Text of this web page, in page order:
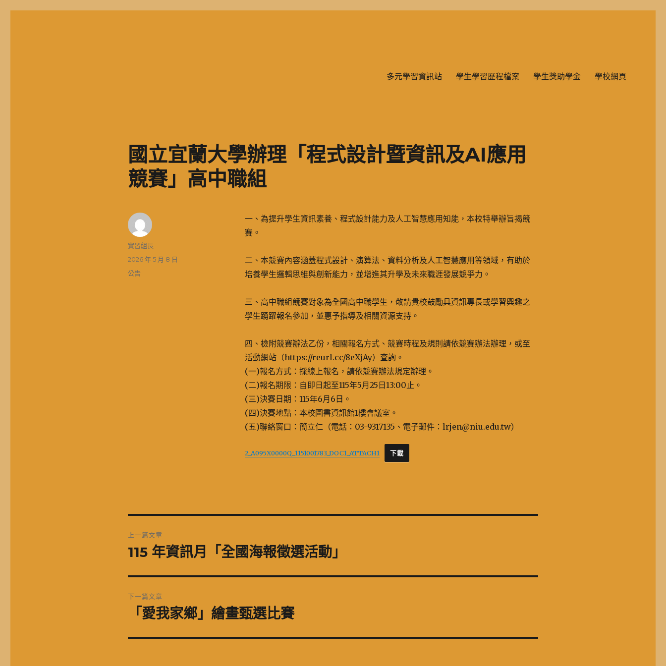
多元學習資訊站 學生學習歷程檔案 學生獎助學金 學校網頁
國立宜蘭大學辦理「程式設計暨資訊及AI應用
競賽」高中職組
一、為提升學生資訊素養、程式設計能力及人工智慧應用知能，本校特舉辦旨揭競
賽。
二、本競賽內容涵蓋程式設計、演算法、資料分析及人工智慧應用等領域，有助於
培養學生邏輯思維與創新能力，並增進其升學及未來職涯發展競爭力。
三、高中職組競賽對象為全國高中職學生，敬請貴校鼓勵具資訊專長或學習興趣之
學生踴躍報名參加，並惠予指導及相關資源支持。
四、檢附競賽辦法乙份，相關報名方式、競賽時程及規則請依競賽辦法辦理，或至
活動網站（https://reurl.cc/8eXjAy）查詢。
(一)報名方式：採線上報名，請依競賽辦法規定辦理。
(二)報名期限：自即日起至115年5月25日13:00止。
(三)決賽日期：115年6月6日。
(四)決賽地點：本校圖書資訊館1樓會議室。
(五)聯絡窗口：簡立仁（電話：03-9317135、電子郵件：lrjen@niu.edu.tw）
2_A095X0000Q_1151001783_DOC1_ATTACH1 下載
作
實習組長
發
佈
2026 年 5 月 8 日
分
公告
章
上一篇文章
上
篇
文
115 年資訊月「全國海報徵選活動」
下一篇文章
篇
「愛我家鄉」繪畫甄選比賽